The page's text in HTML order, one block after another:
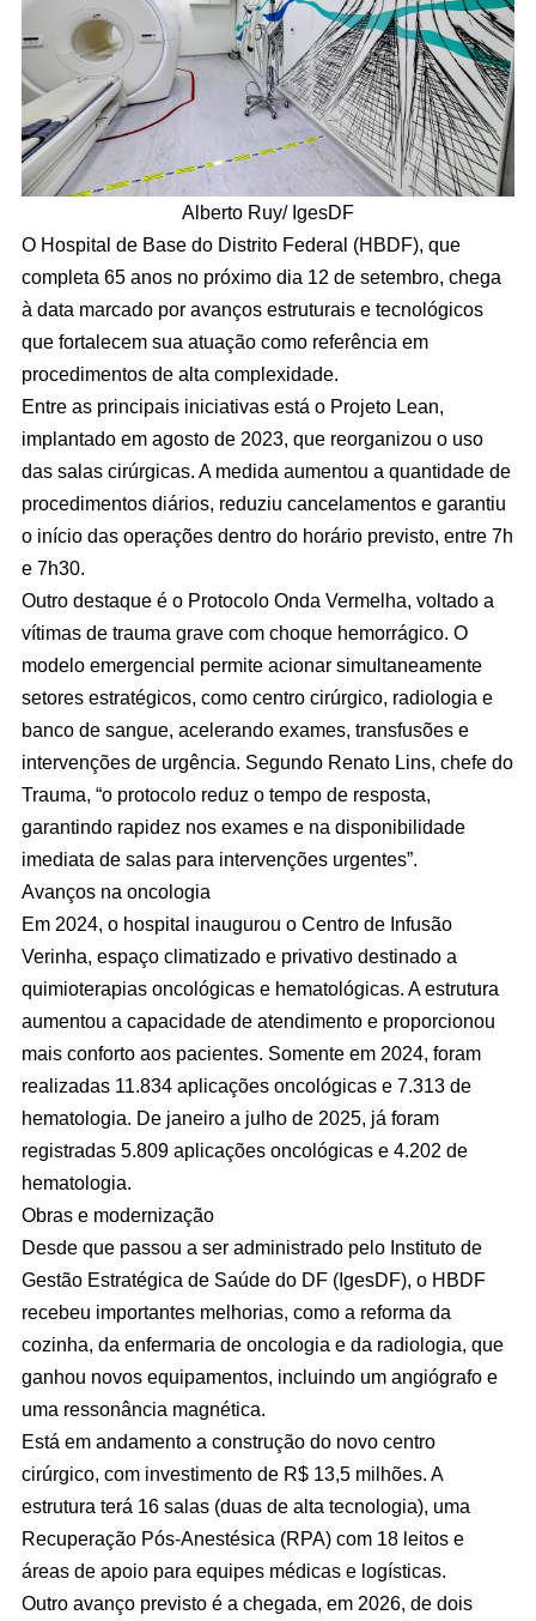
Alberto Ruy/ IgesDF
O Hospital de Base do Distrito Federal (HBDF), que
completa 65 anos no próximo dia 12 de setembro, chega
à data marcado por avanços estruturais e tecnológicos
que fortalecem sua atuação como referência em
procedimentos de alta complexidade.
Entre as principais iniciativas está o Projeto Lean,
implantado em agosto de 2023, que reorganizou o uso
das salas cirúrgicas. A medida aumentou a quantidade de
procedimentos diários, reduziu cancelamentos e garantiu
o início das operações dentro do horário previsto, entre 7h
e 7h30.
Outro destaque é o Protocolo Onda Vermelha, voltado a
vítimas de trauma grave com choque hemorrágico. O
modelo emergencial permite acionar simultaneamente
setores estratégicos, como centro cirúrgico, radiologia e
banco de sangue, acelerando exames, transfusões e
intervenções de urgência. Segundo Renato Lins, chefe do
Trauma, “o protocolo reduz o tempo de resposta,
garantindo rapidez nos exames e na disponibilidade
imediata de salas para intervenções urgentes”.
Avanços na oncologia
Em 2024, o hospital inaugurou o Centro de Infusão
Verinha, espaço climatizado e privativo destinado a
quimioterapias oncológicas e hematológicas. A estrutura
aumentou a capacidade de atendimento e proporcionou
mais conforto aos pacientes. Somente em 2024, foram
realizadas 11.834 aplicações oncológicas e 7.313 de
hematologia. De janeiro a julho de 2025, já foram
registradas 5.809 aplicações oncológicas e 4.202 de
hematologia.
Obras e modernização
Desde que passou a ser administrado pelo Instituto de
Gestão Estratégica de Saúde do DF (IgesDF), o HBDF
recebeu importantes melhorias, como a reforma da
cozinha, da enfermaria de oncologia e da radiologia, que
ganhou novos equipamentos, incluindo um angiógrafo e
uma ressonância magnética.
Está em andamento a construção do novo centro
cirúrgico, com investimento de R$ 13,5 milhões. A
estrutura terá 16 salas (duas de alta tecnologia), uma
Recuperação Pós-Anestésica (RPA) com 18 leitos e
áreas de apoio para equipes médicas e logísticas.
Outro avanço previsto é a chegada, em 2026, de dois